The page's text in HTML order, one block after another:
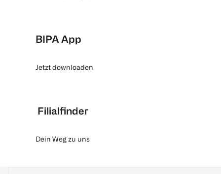
BIPA App
Jetzt downloaden
Filialfinder
Dein Weg zu uns